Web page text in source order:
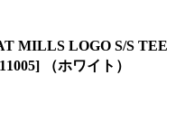
MILLS LOGO S/S TEE
（ホワイト）